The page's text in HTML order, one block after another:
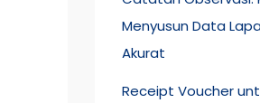
Menyusun Data
Akurat
Receipt Voucher